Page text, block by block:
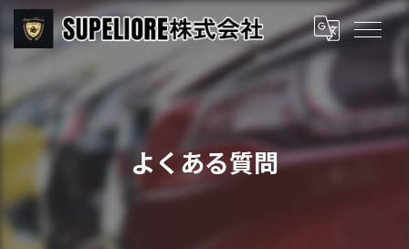
よくある質問